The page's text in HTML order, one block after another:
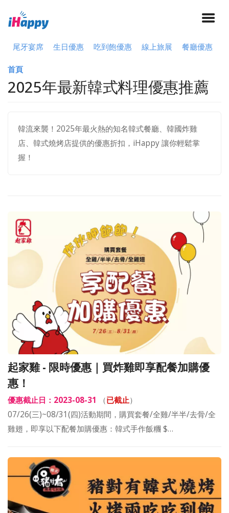
尾牙宴席 生日優惠 吃到飽優惠 線上旅展 餐廳優惠
首頁
2025年最新韓式料理優惠推薦
韓流來襲！2025年最火熱的知名韓式餐廳、韓國炸雞
店、韓式燒烤店提供的優惠折扣，iHappy 讓你輕鬆掌
握！
起家雞 - 限時優惠｜買炸雞即享配餐加購優
惠！
優惠截止日：2023-08-31 （已截止）
07/26(三)~08/31(四)活動期間，購買套餐/全雞/半半/去骨/全
雞翅，即享以下配餐加購優惠：韓式手作飯糰 $…